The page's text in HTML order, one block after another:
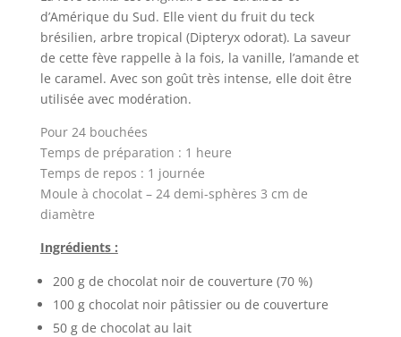
d’Amérique du Sud. Elle vient du fruit du teck
brésilien, arbre tropical (Dipteryx odorat). La saveur
de cette fève rappelle à la fois, la vanille, l’amande et
le caramel. Avec son goût très intense, elle doit être
utilisée avec modération.
Pour 24 bouchées
Temps de préparation : 1 heure
Temps de repos : 1 journée
Moule à chocolat – 24 demi-sphères 3 cm de
diamètre
Ingrédients :
200 g de chocolat noir de couverture (70 %)
100 g chocolat noir pâtissier ou de couverture
50 g de chocolat au lait